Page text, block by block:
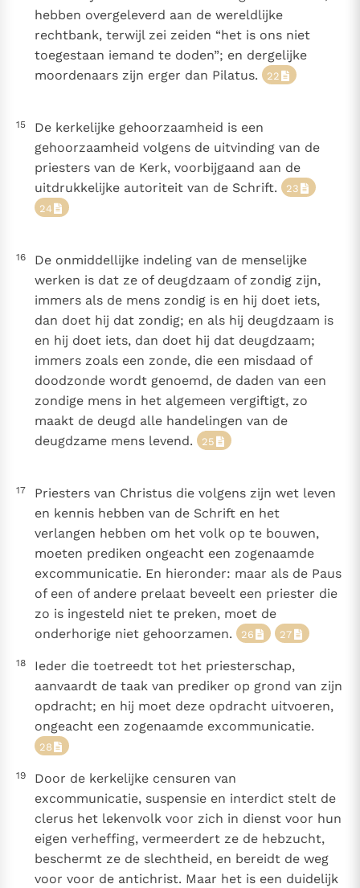
hebben overgeleverd aan de wereldlijke
rechtbank, terwijl zei zeiden “het is ons niet
toegestaan iemand te doden”; en dergelijke
moordenaars zijn erger dan Pilatus. 22
15
De kerkelijke gehoorzaamheid is een
gehoorzaamheid volgens de uitvinding van de
priesters van de Kerk, voorbijgaand aan de
uitdrukkelijke autoriteit van de Schrift. 23
24
16
De onmiddellijke indeling van de menselijke
werken is dat ze of deugdzaam of zondig zijn,
immers als de mens zondig is en hij doet iets,
dan doet hij dat zondig; en als hij deugdzaam is
en hij doet iets, dan doet hij dat deugdzaam;
immers zoals een zonde, die een misdaad of
doodzonde wordt genoemd, de daden van een
zondige mens in het algemeen vergiftigt, zo
maakt de deugd alle handelingen van de
deugdzame mens levend. 25
17
Priesters van Christus die volgens zijn wet leven
en kennis hebben van de Schrift en het
verlangen hebben om het volk op te bouwen,
moeten prediken ongeacht een zogenaamde
excommunicatie. En hieronder: maar als de Paus
of een of andere prelaat beveelt een priester die
zo is ingesteld niet te preken, moet de
onderhorige niet gehoorzamen. 26 27
18
Ieder die toetreedt tot het priesterschap,
aanvaardt de taak van prediker op grond van zijn
opdracht; en hij moet deze opdracht uitvoeren,
ongeacht een zogenaamde excommunicatie.
28
19
Door de kerkelijke censuren van
excommunicatie, suspensie en interdict stelt de
clerus het lekenvolk voor zich in dienst voor hun
eigen verheffing, vermeerdert ze de hebzucht,
beschermt ze de slechtheid, en bereidt de weg
voor voor de antichrist. Maar het is een duidelijk